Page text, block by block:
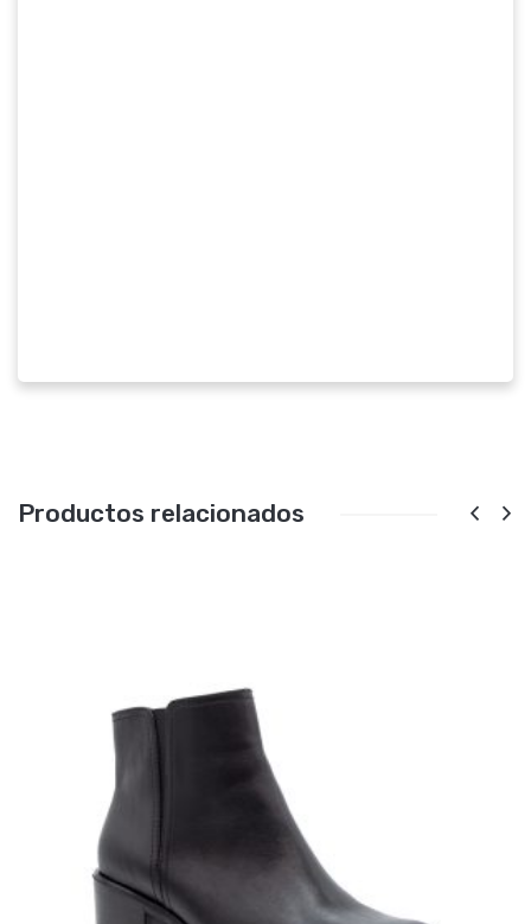
Productos relacionados